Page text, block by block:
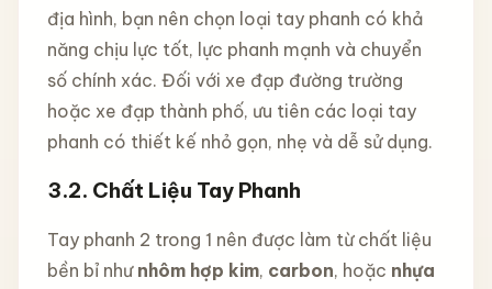
địa hình, bạn nên chọn loại tay phanh có khả
năng chịu lực tốt, lực phanh mạnh và chuyển
số chính xác. Đối với xe đạp đường trường
hoặc xe đạp thành phố, ưu tiên các loại tay
phanh có thiết kế nhỏ gọn, nhẹ và dễ sử dụng.
3.2. Chất Liệu Tay Phanh
Tay phanh 2 trong 1 nên được làm từ chất liệu
bền bỉ như nhôm hợp kim, carbon, hoặc nhựa